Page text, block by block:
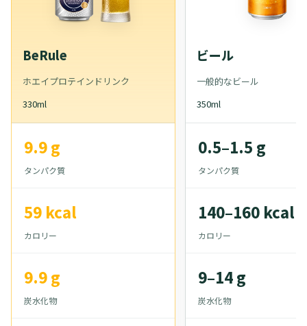
BeRule
ホエイプロテインドリンク
330ml
9.9 g
タンパク質
59 kcal
カロリー
9.9 g
炭水化物
ビール
一般的なビール
350ml
0.5–1.5 g
タンパク質
140–160 kcal
カロリー
9–14 g
炭水化物